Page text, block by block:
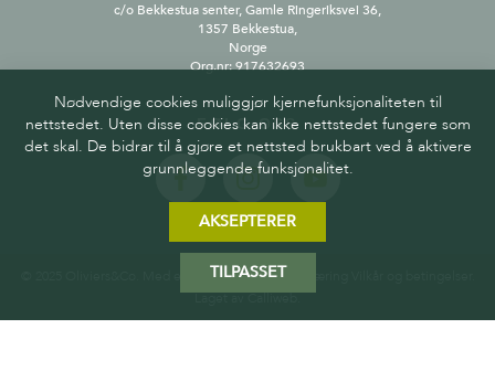
c/o Bekkestua senter, Gamle Ringeriksvei 36,
1357 Bekkestua,
Norge
Org.nr: 917632693
FØLG OSS
© 2025 Oliviers&Co. Med enerett.Personvernerklæring
Laget avCalliweb.
Nødvendige cookies muliggjør kjernefunksjonaliteten til
nettstedet. Uten disse cookies kan ikke nettstedet fungere som
det skal. De bidrar til å gjøre et nettsted brukbart ved å aktivere
grunnleggende funksjonalitet.
AKSEPTERER
TILPASSET